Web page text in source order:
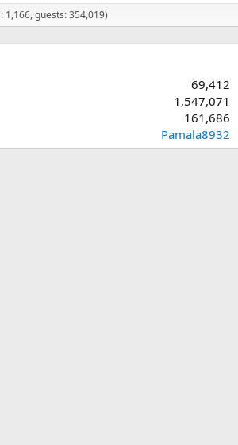
1,166, guests: 354,019)
69,412
1,547,071
161,686
Pamala8932